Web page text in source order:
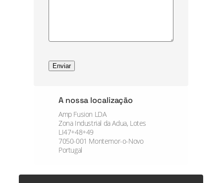
A nossa localização
Amp Fusion LDA
Zona Industrial da Adua, Lotes
LI47+48+49
7050-001 Montemor-o-Novo
Portugal